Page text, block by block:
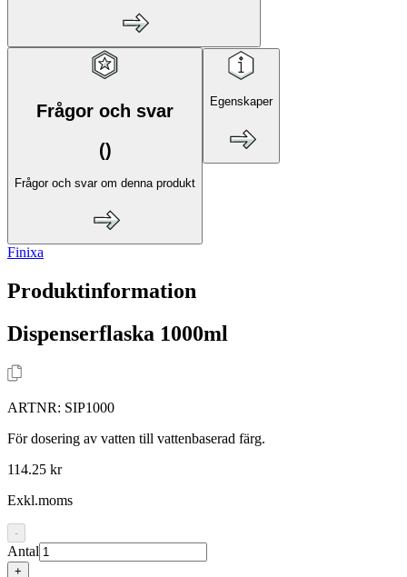
Frågor och svar
()
Frågor och svar om denna produkt
Egenskaper
Finixa
Produktinformation
Dispenserflaska 1000ml
ARTNR: SIP1000
För dosering av vatten till vattenbaserad färg.
114.25 kr
Exkl.moms
-
Antal
+